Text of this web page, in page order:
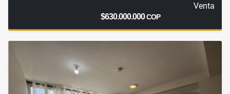
Venta
$630.000.000COP